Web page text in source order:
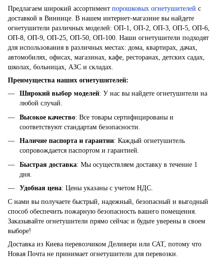
Предлагаем широкий ассортимент порошковых огнетушителей с
доставкой в Виннице. В нашем интернет-магазине вы найдете
огнетушители различных моделей: ОП-1, ОП-2, ОП-3, ОП-5, ОП-6,
ОП-8, ОП-9, ОП-25, ОП-50, ОП-100. Наши огнетушители подходят
для использования в различных местах: дома, квартирах, дачах,
автомобилях, офисах, магазинах, кафе, ресторанах, детских садах,
школах, больницах, АЗС и складах.
Преимущества наших огнетушителей:
Широкий выбор моделей: У нас вы найдете огнетушители на
любой случай.
Высокое качество: Все товары сертифицированы и
соответствуют стандартам безопасности.
Наличие паспорта и гарантии: Каждый огнетушитель
сопровождается паспортом и гарантией.
Быстрая доставка: Мы осуществляем доставку в течение 1
дня.
Удобная цена: Цены указаны с учетом НДС.
С нами вы получаете быстрый, надежный, безопасный и выгодный
способ обеспечить пожарную безопасность вашего помещения.
Заказывайте огнетушители прямо сейчас и будьте уверены в своем
выборе!
Доставка из Киева перевозчиком Деливери или САТ, потому что
Новая Почта не принимает огнетушители для перевозки.